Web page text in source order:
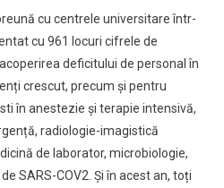
cu centrele universitare într-
cu 961 locuri cifrele de
deficitului de personal în
crescut, precum și pentru
în anestezie și terapie intensivă,
radiologie-imagistică
de laborator, microbiologie,
SARS-COV2. Și în acest an, toți